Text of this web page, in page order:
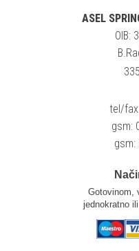
ASEL
OIB:
tel/
gsm:
gsm:
Gotovinom,
jednokratno